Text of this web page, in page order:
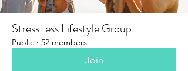
StressLess Lifestyle Group
Public · 52 members
Join